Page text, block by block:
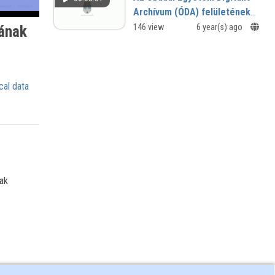
data
Archívum (ÓDA) felületének
használata
146 view 6 year(s) ago